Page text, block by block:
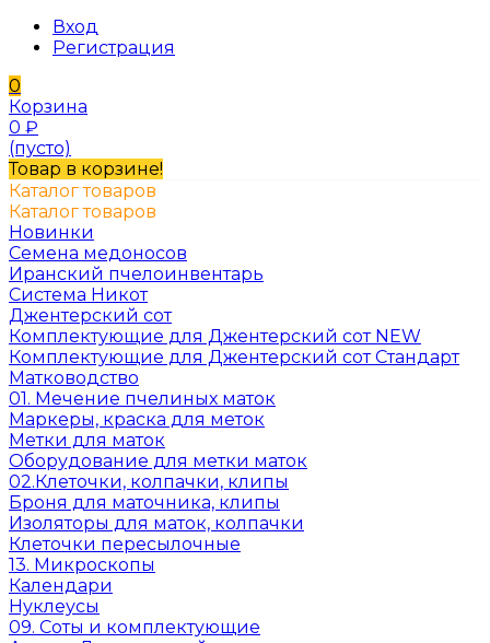
Вход
Регистрация
0
Корзина
0 ₽
(пусто)
Товар в корзине!
Каталог товаров
Каталог товаров
Новинки
Семена медоносов
Иранский пчелоинвентарь
Система Никот
Джентерский сот
Комплектующие для Джентерский сот NEW
Комплектующие для Джентерский сот Стандарт
Матководство
01. Мечение пчелиных маток
Маркеры, краска для меток
Метки для маток
Оборудование для метки маток
02.Клеточки, колпачки, клипы
Броня для маточника, клипы
Изоляторы для маток, колпачки
Клеточки пересылочные
13. Микроскопы
Календари
Нуклеусы
09. Соты и комплектующие